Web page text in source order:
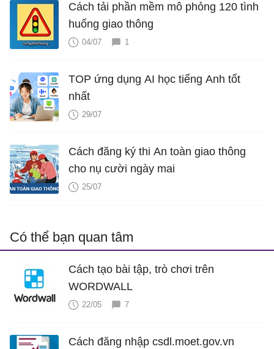
Cách tải phần mềm mô phỏng 120 tình
huống giao thông
04/07 1
TOP ứng dụng AI học tiếng Anh tốt
nhất
29/07
Cách đăng ký thi An toàn giao thông
cho nụ cười ngày mai
25/07
Có thể bạn quan tâm
Cách tạo bài tập, trò chơi trên
WORDWALL
22/05 7
Cách đăng nhập csdl.moet.gov.vn